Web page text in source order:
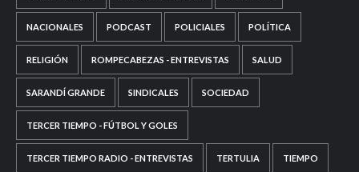
NACIONALES PODCAST POLICIALES POLÍTICA
RELIGIÓN ROMPECABEZAS - ENTREVISTAS SALUD
SARANDÍ GRANDE SINDICALES SOCIEDAD
TERCER TIEMPO - FÚTBOL Y GOLES
TERCER TIEMPO RADIO - ENTREVISTAS TERTULIA TIEMPO